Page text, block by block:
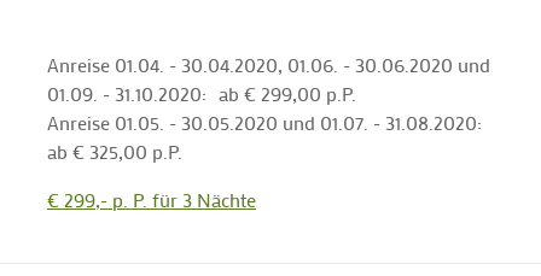
Anreise 01.04. - 30.04.2020, 01.06. - 30.06.2020 und
01.09. - 31.10.2020: ab € 299,00 p.P.
Anreise 01.05. - 30.05.2020 und 01.07. - 31.08.2020:
ab € 325,00 p.P.
€ 299,- p. P. für 3 Nächte